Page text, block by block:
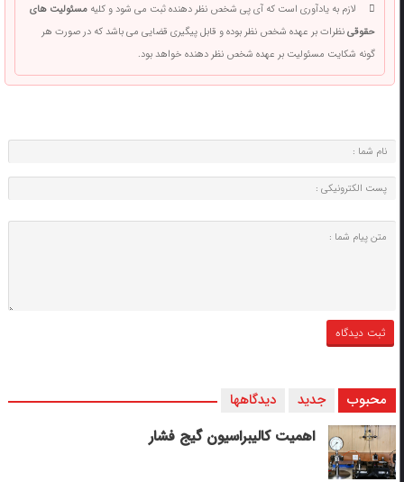
لازم به یادآوری است که آی پی شخص نظر دهنده ثبت می شود و کلیهمسئولیت های
حقوقینظرات بر عهده شخص نظر بوده و قابل پیگیری قضایی می باشد که در صورت هر
گونه شکایت مسئولیت بر عهده شخص نظر دهنده خواهد بود.
محبوب جدید دیدگاهها
اهمیت کالیبراسیون گیج فشار